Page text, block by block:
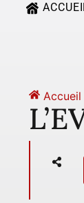
Accueil